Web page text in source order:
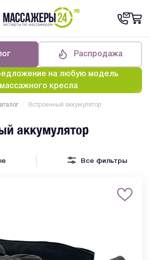
Распродажа
на любую модель
массажного кресла
/ Встроенный аккумулятор
аккумулятор
Все фильтры